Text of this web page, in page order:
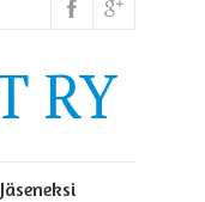
RY
Jäseneksi